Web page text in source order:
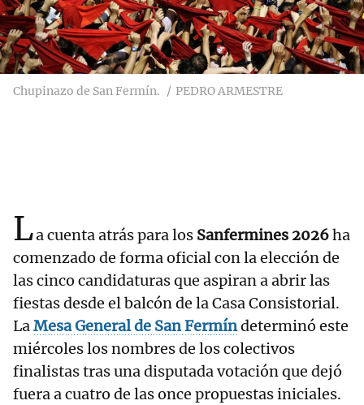
Chupinazo de San Fermín. PEDRO ARMESTRE
La cuenta atrás para los Sanfermines 2026ha
comenzado de forma oficial con la elección de
las cinco candidaturas que aspiran a abrir las
fiestas desde el balcón de la Casa Consistorial.
LaMesa General de San Fermíndeterminó este
miércoles los nombres de los colectivos
finalistas tras una disputada votación que dejó
fuera a cuatro de las once propuestas iniciales.